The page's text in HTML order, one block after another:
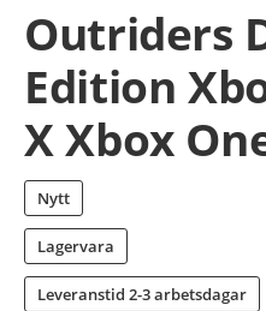
Outriders
Edition
X Xbox
Nytt
Lagervara
Leveranstid 2-3 arbetsdagar